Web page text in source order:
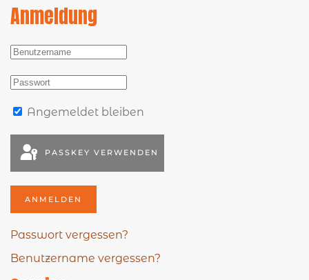
Anmeldung
Angemeldet bleiben
PASSKEY VERWENDEN
ANMELDEN
Passwort vergessen?
Benutzername vergessen?